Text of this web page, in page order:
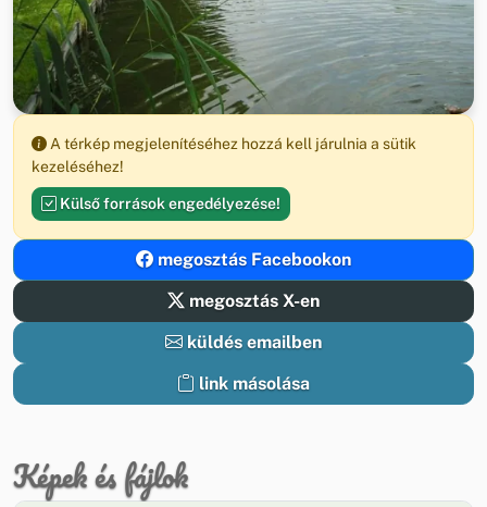
A térkép megjelenítéséhez hozzá kell járulnia a sütik
kezeléséhez!
Külső források engedélyezése!
megosztás Facebookon
megosztás X-en
küldés emailben
link másolása
Képek és fájlok